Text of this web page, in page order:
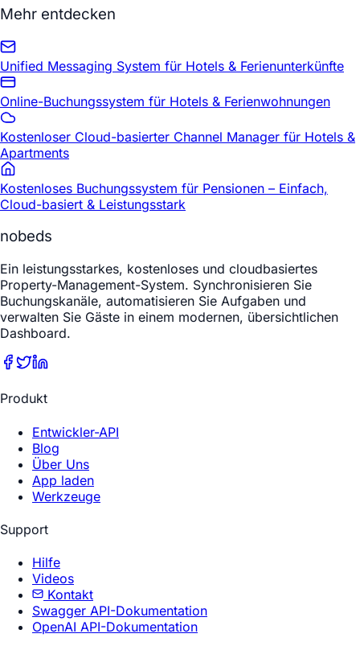
Mehr entdecken
Unified Messaging System für Hotels & Ferienunterkünfte
Online-Buchungssystem für Hotels & Ferienwohnungen
Kostenloser Cloud-basierter Channel Manager für Hotels &
Apartments
Kostenloses Buchungssystem für Pensionen – Einfach,
Cloud-basiert & Leistungsstark
nobeds
Ein leistungsstarkes, kostenloses und cloudbasiertes
Property-Management-System. Synchronisieren Sie
Buchungskanäle, automatisieren Sie Aufgaben und
verwalten Sie Gäste in einem modernen, übersichtlichen
Dashboard.
Produkt
Entwickler-API
Blog
Über Uns
App laden
Werkzeuge
Support
Hilfe
Videos
Kontakt
Swagger API-Dokumentation
OpenAI API-Dokumentation